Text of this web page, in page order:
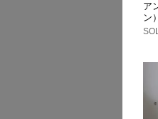
ア
ン）